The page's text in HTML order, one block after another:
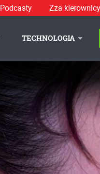
Podcasty Zza kierownicy
TECHNOLOGIA